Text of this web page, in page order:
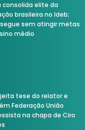
consolida elite da
brasileira no Ideb;
sem atingir metas
médio
tese do relator e
Federação União
na chapa de Ciro